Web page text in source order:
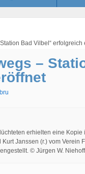
Bad Vilbel“ erfolgreich
–
erhielten eine Kopie
Kurt Janssen (r.) vom Verein
© Jürgen W. Niehoff